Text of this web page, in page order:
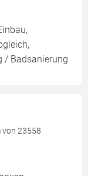
/ Badsanierung
von 23558